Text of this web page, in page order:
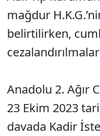
mağdur
belirtilirken,
Anadolu 2. Ağır
23 Ekim 2023
davada Kadir